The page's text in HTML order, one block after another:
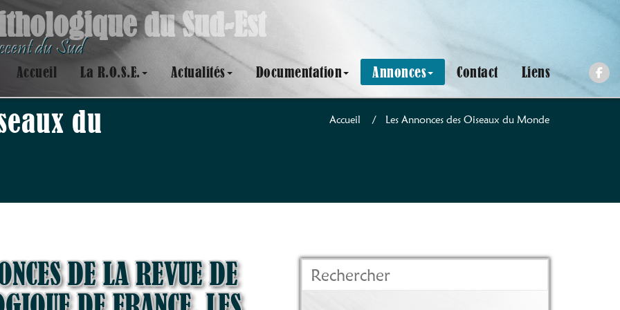
du Sud-Est
du Sud
Accueil La R.O.S.E. Actualités Documentation Annonces Contact Liens
du
Accueil / Les Annonces des Oiseaux du Monde
DE LA REVUE DE
Rechercher